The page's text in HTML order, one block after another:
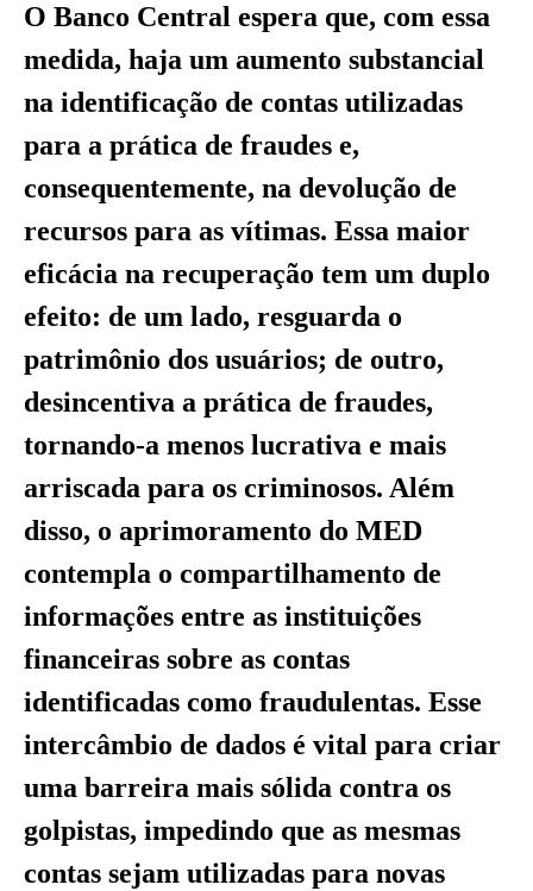
O Banco Central espera que, com essa
medida, haja um aumento substancial
na identificação de contas utilizadas
para a prática de fraudes e,
consequentemente, na devolução de
recursos para as vítimas. Essa maior
eficácia na recuperação tem um duplo
efeito: de um lado, resguarda o
patrimônio dos usuários; de outro,
desincentiva a prática de fraudes,
tornando-a menos lucrativa e mais
arriscada para os criminosos. Além
disso, o aprimoramento do MED
contempla o compartilhamento de
informações entre as instituições
financeiras sobre as contas
identificadas como fraudulentas. Esse
intercâmbio de dados é vital para criar
uma barreira mais sólida contra os
golpistas, impedindo que as mesmas
contas sejam utilizadas para novas